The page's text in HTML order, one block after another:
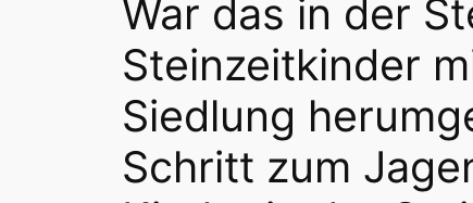
War das in der
Steinzeitkinder
Siedlung
Schritt zum